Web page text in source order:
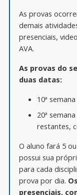
As provas
demais
presenciais,
AVA.
As provas do
duas datas:
10ª
20ª
restantes,
O aluno fará 5
possui sua
para cada
prova por dia.
presenciais,